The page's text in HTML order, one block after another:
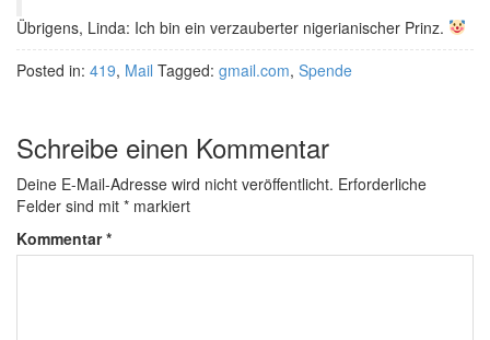
Übrigens, Linda: Ich bin ein verzauberter nigerianischer Prinz.
Posted in: 419, Mail Tagged: gmail.com, Spende
Schreibe einen Kommentar
Deine E-Mail-Adresse wird nicht veröffentlicht. Erforderliche
Felder sind mit * markiert
Kommentar*